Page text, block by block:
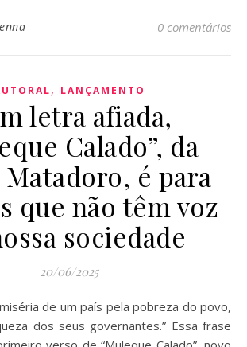
0 comentários
, LANÇAMENTO
letra afiada,
Calado”, da
Matadoro, é para
que não têm voz
sociedade
20/06/2025
dos seus governantes.” Essa frase